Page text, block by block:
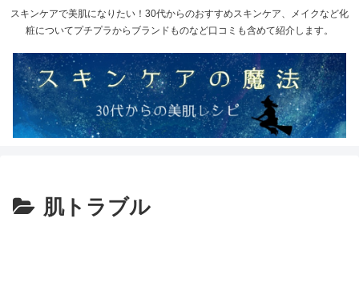
スキンケアで美肌になりたい！30代からのおすすめスキンケア、メイクなど化
粧についてプチプラからブランドものなど口コミも含めて紹介します。
肌トラブル